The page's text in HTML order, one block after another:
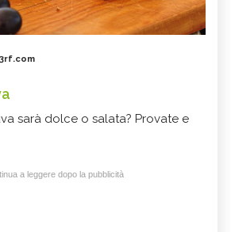
sarà dolce o salata? Provate e
a leggere dopo la pubblicità